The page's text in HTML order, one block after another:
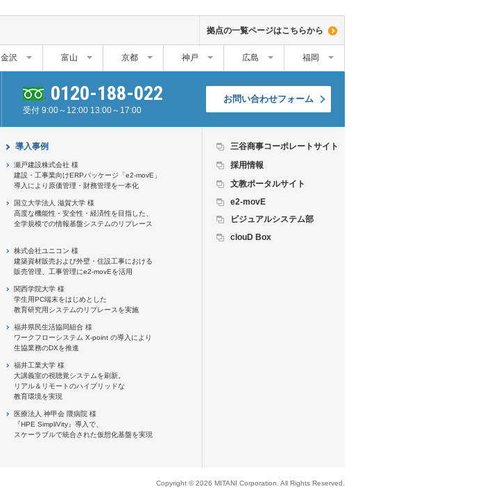
拠点の一覧ページはこちらから
金沢 富山 京都 神戸 広島 福岡
0120-188-022
受付 9:00～12:00 13:00～17:00
お問い合わせフォーム
導入事例
瀬戸建設株式会社 様
建設・工事業向けERPパッケージ「e2-movE」
導入により原価管理・財務管理を一本化
国立大学法人 滋賀大学 様
高度な機能性・安全性・経済性を目指した、
全学規模での情報基盤システムのリプレース
株式会社ユニコン 様
建築資材販売および外壁・住設工事における
販売管理、工事管理にe2-movEを活用
関西学院大学 様
学生用PC端末をはじめとした
教育研究用システムのリプレースを実施
福井県民生活協同組合 様
ワークフローシステム X-point の導入により
生協業務のDXを推進
福井工業大学 様
大講義室の視聴覚システムを刷新。
リアル＆リモートのハイブリッドな
教育環境を実現
医療法人 神甲会 隈病院 様
『HPE SimpliVity』導入で、
スケーラブルで統合された仮想化基盤を実現
三谷商事コーポレートサイト
採用情報
文教ポータルサイト
e2-movE
ビジュアルシステム部
clouD Box
Copyright © 2026 MITANI Corporation. All Rights Reserved.